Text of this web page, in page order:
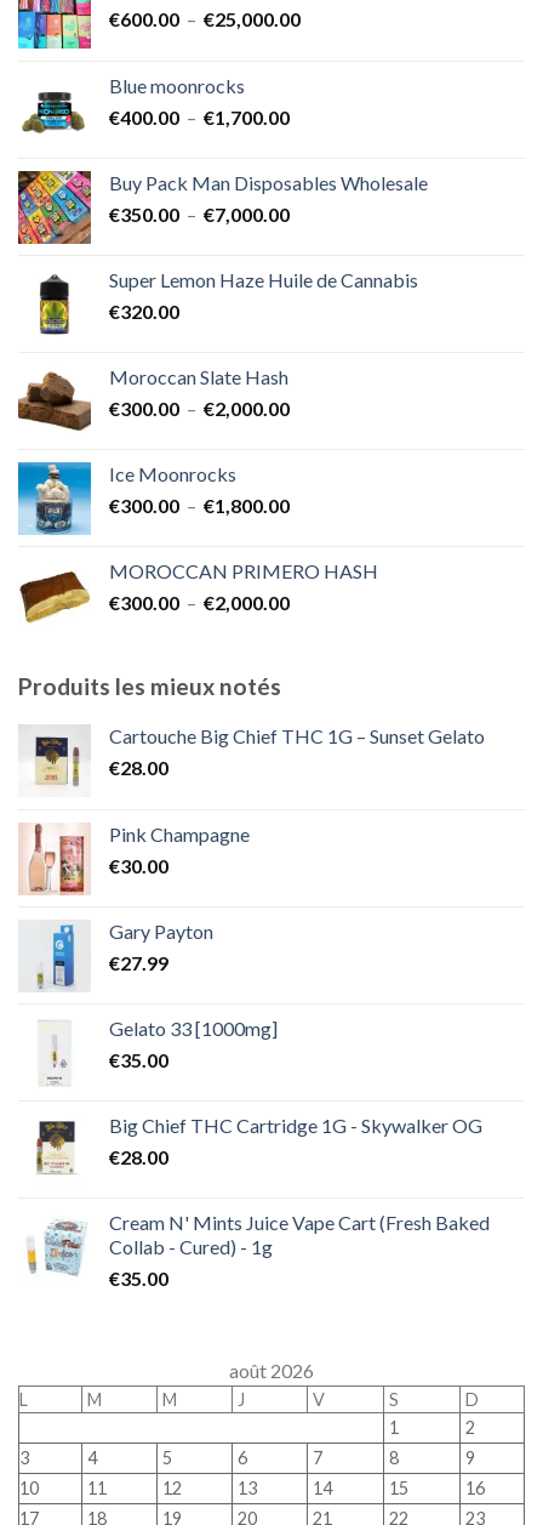
€600.00 – €25,000.00Plage
Blue moonrocks
€400.00 – €1,700.00Plage
€400.00
à
Buy Pack Man Disposables Wholesale
€350.00 – €7,000.00Plage
€350.00
Super Lemon Haze Huile de Cannabis
€320.00
Moroccan Slate Hash
€300.00 – €2,000.00Plage
à
Ice Moonrocks
€300.00 – €1,800.00Plage
€300.00
à
MOROCCAN PRIMERO HASH
€300.00 – €2,000.00Plage
€2,000.00
Produits les mieux notés
Cartouche Big Chief THC 1G – Sunset Gelato
€28.00
Pink Champagne
€30.00
Gary Payton
€27.99
Gelato 33 [1000mg]
€35.00
Big Chief THC Cartridge 1G - Skywalker OG
€28.00
Cream N' Mints Juice Vape Cart (Fresh Baked
Collab - Cured) - 1g
€35.00
août 2026
L M M J V S
D
1
2
3
4 5 6 7 8
9
10
11 12 13 14 15
16
17
18 19 20 21 22 23